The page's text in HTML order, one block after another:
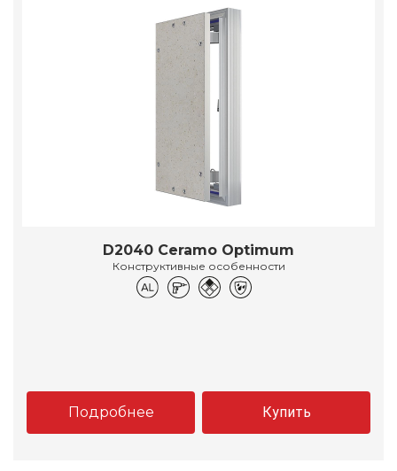
D2040 Ceramo Optimum
Конструктивные особенности
Подробнее Купить